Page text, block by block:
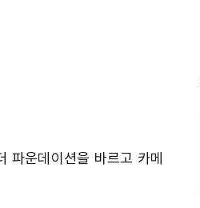
파운데이션을 바르고 카메